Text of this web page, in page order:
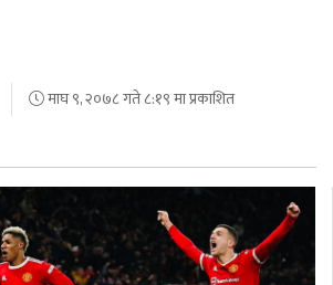
माघ ९, २०७८ गते ८:१९ मा प्रकाशित